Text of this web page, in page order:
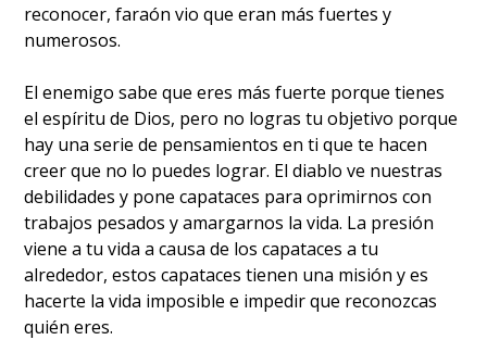
reconocer, faraón vio que eran más fuertes y
numerosos.
El enemigo sabe que eres más fuerte porque tienes
el espíritu de Dios, pero no logras tu objetivo porque
hay una serie de pensamientos en ti que te hacen
creer que no lo puedes lograr. El diablo ve nuestras
debilidades y pone capataces para oprimirnos con
trabajos pesados y amargarnos la vida. La presión
viene a tu vida a causa de los capataces a tu
alrededor, estos capataces tienen una misión y es
hacerte la vida imposible e impedir que reconozcas
quién eres.